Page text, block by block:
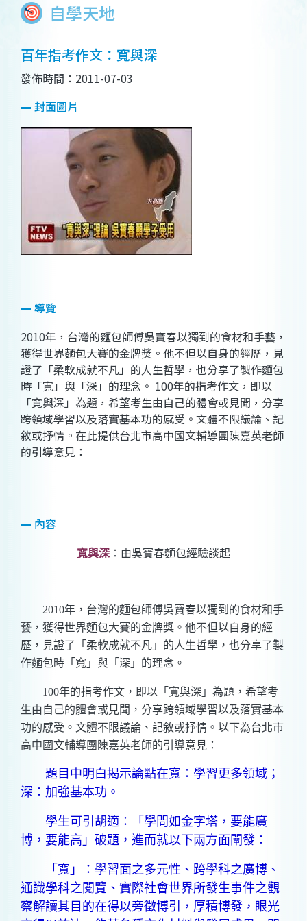
自學天地
百年指考作文：寬與深
發佈時間：2011-07-03
封面圖片
導覽
2010年，台灣的麵包師傅吳寶春以獨到的食材和手藝，
獲得世界麵包大賽的金牌獎。他不但以自身的經歷，見
證了「柔軟成就不凡」的人生哲學，也分享了製作麵包
時「寬」與「深」的理念。 100年的指考作文，即以
「寬與深」為題，希望考生由自己的體會或見聞，分享
跨領域學習以及落實基本功的感受。文體不限議論、記
敘或抒情。在此提供台北市高中國文輔導團陳嘉英老師
的引導意見：
內容
寬與深 ：由吳寶春麵包經驗談起
2010年，台灣的麵包師傅吳寶春以獨到的食材和手
藝，獲得世界麵包大賽的金牌獎。他不但以自身的經
歷，見證了「柔軟成就不凡」的人生哲學，也分享了製
作麵包時「寬」與「深」的理念。
100年的指考作文，即以「寬與深」為題，希望考
生由自己的體會或見聞，分享跨領域學習以及落實基本
功的感受。文體不限議論、記敘或抒情。以下為台北市
高中國文輔導團陳嘉英老師的引導意見：
題目中明白揭示論點在寬：學習更多領域；
深：加強基本功。
學生可引胡適：「學問如金字塔，要能廣
博，要能高」破題，進而就以下兩方面闡發：
「寬」：學習面之多元性、跨學科之廣博、
通識學科之閱覽、實際社會世界所發生事件之觀
察解讀其目的在得以旁徵博引，厚積博發，眼光